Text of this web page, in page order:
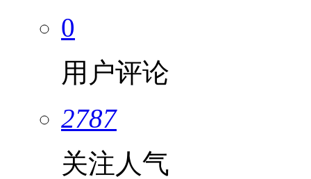
0
用户评论
2787
关注人气